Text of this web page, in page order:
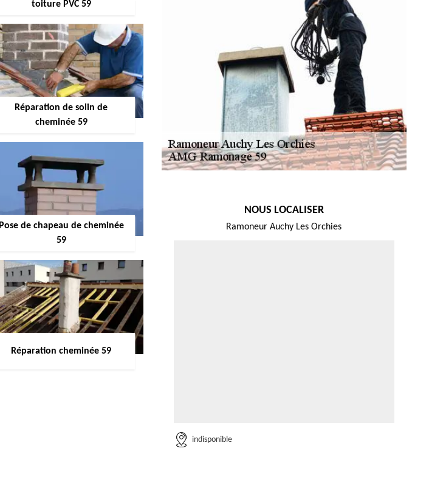
toiture PVC 59
Réparation de solin de
cheminée 59
Pose de chapeau de cheminée
59
Réparation cheminée 59
NOUS LOCALISER
Ramoneur Auchy Les Orchies
indisponible